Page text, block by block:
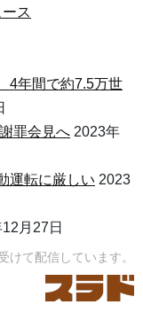
ス
4年間で約7.5万世
罪会見へ 2023年
運転に厳しい 2023
月27日
けて配信しています。